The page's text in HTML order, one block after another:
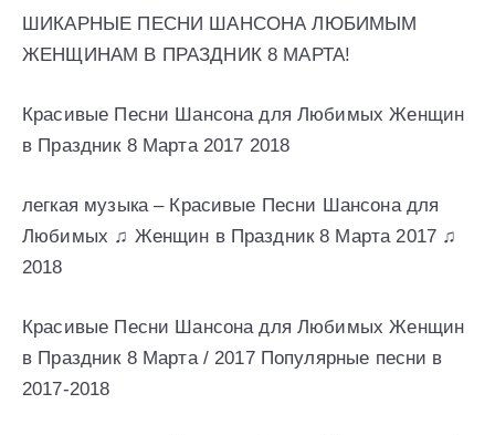
ШИКАРНЫЕ ПЕСНИ ШАНСОНА ЛЮБИМЫМ
ЖЕНЩИНАМ В ПРАЗДНИК 8 МАРТА!
Красивые Песни Шансона для Любимых Женщин
в Праздник 8 Марта 2017 2018
легкая музыка – Красивые Песни Шансона для
Любимых ♫ Женщин в Праздник 8 Марта 2017 ♫
2018
Красивые Песни Шансона для Любимых Женщин
в Праздник 8 Марта / 2017 Популярные песни в
2017-2018